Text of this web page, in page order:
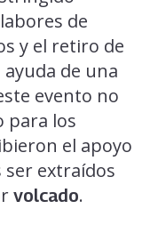
de
y el retiro de
de una
evento no
para los
el apoyo
ser extraídos
volcado.